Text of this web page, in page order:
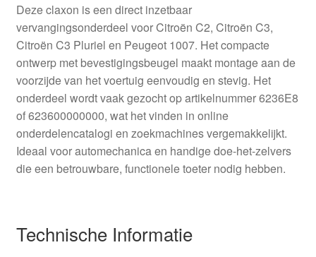
Deze claxon is een direct inzetbaar
vervangingsonderdeel voor Citroën C2, Citroën C3,
Citroën C3 Pluriel en Peugeot 1007. Het compacte
ontwerp met bevestigingsbeugel maakt montage aan de
voorzijde van het voertuig eenvoudig en stevig. Het
onderdeel wordt vaak gezocht op artikelnummer 6236E8
of 623600000000, wat het vinden in online
onderdelencatalogi en zoekmachines vergemakkelijkt.
Ideaal voor automechanica en handige doe-het-zelvers
die een betrouwbare, functionele toeter nodig hebben.
Technische Informatie